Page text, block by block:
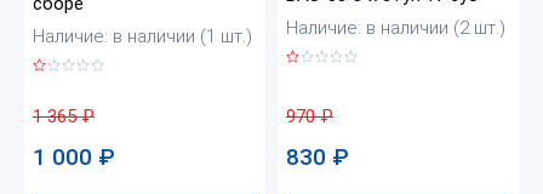
Наличие: в наличии (1 шт.)
1 365₽
1 000 ₽
Наличие: в наличии (2 шт.)
970₽
830 ₽